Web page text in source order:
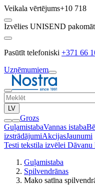
Veikala vērtējums+10 718
Izvēlies UNISEND
Pasūtīt telefoniski +371 66
Uzņēmumiem
LV
Grozs
GuļamistabaVannas istaba
izstrādājumiAkcijasJaunumi
Testi tekstila izvēlei Dāvanu
Guļamistaba
Spilvendrānas
Mako satīna